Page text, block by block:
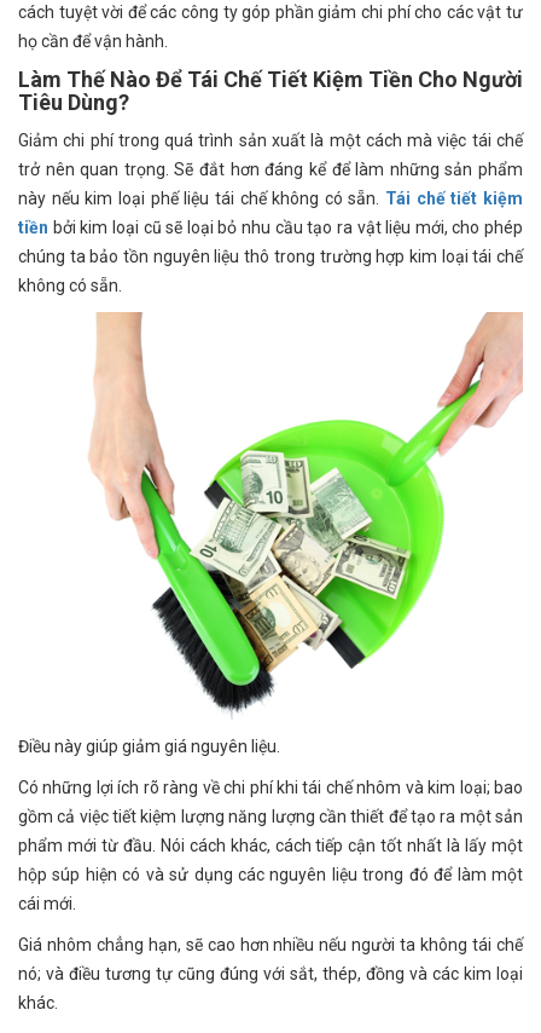
cách tuyệt vời để các công ty góp phần giảm chi phí cho các vật tư
họ cần để vận hành.
Làm Thế Nào Để Tái Chế Tiết Kiệm Tiền Cho Người
Tiêu Dùng?
Giảm chi phí trong quá trình sản xuất là một cách mà việc tái chế
trở nên quan trọng. Sẽ đắt hơn đáng kể để làm những sản phẩm
này nếu kim loại phế liệu tái chế không có sẵn. Tái chế tiết kiệm
tiền bởi kim loại cũ sẽ loại bỏ nhu cầu tạo ra vật liệu mới, cho phép
chúng ta bảo tồn nguyên liệu thô trong trường hợp kim loại tái chế
không có sẵn.
Điều này giúp giảm giá nguyên liệu.
Có những lợi ích rõ ràng về chi phí khi tái chế nhôm và kim loại; bao
gồm cả việc tiết kiệm lượng năng lượng cần thiết để tạo ra một sản
phẩm mới từ đầu. Nói cách khác, cách tiếp cận tốt nhất là lấy một
hộp súp hiện có và sử dụng các nguyên liệu trong đó để làm một
cái mới.
Giá nhôm chẳng hạn, sẽ cao hơn nhiều nếu người ta không tái chế
nó; và điều tương tự cũng đúng với sắt, thép, đồng và các kim loại
khác.